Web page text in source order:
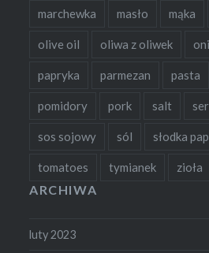
marchewka masło mąka
olive oil oliwa z oliwek
papryka parmezan pasta
pomidory pork salt ser
sos sojowy sól słodka
tomatoes tymianek zioła
ARCHIWA
luty 2023